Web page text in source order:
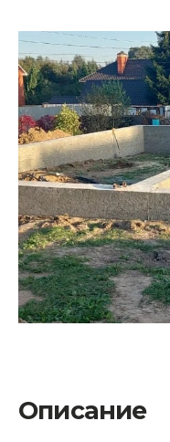
Описание